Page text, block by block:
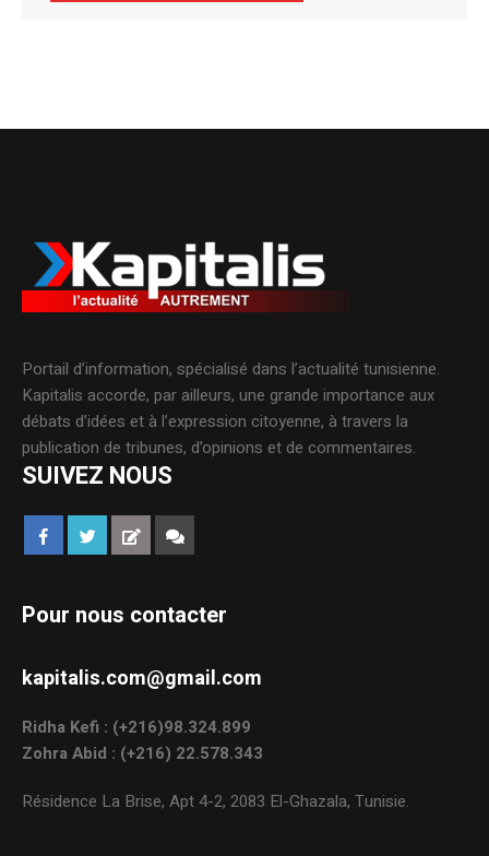
Portail d’information, spécialisé dans l’actualité tunisienne.
Kapitalis accorde, par ailleurs, une grande importance aux
débats d’idées et à l’expression citoyenne, à travers la
publication de tribunes, d’opinions et de commentaires.
SUIVEZ NOUS
Pour nous contacter
kapitalis.com@gmail.com
Ridha Kefi : (+216)98.324.899
Zohra Abid : (+216) 22.578.343
Résidence La Brise, Apt 4-2, 2083 El-Ghazala, Tunisie.